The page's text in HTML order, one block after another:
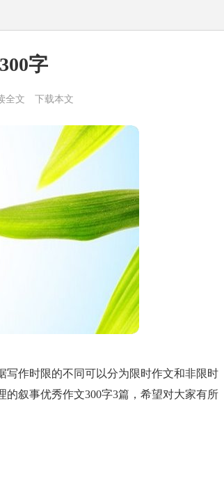
字
全文 下载本文
作时限的不同可以分为限时作文和非限时
叙事优秀作文300字3篇，希望对大家有所